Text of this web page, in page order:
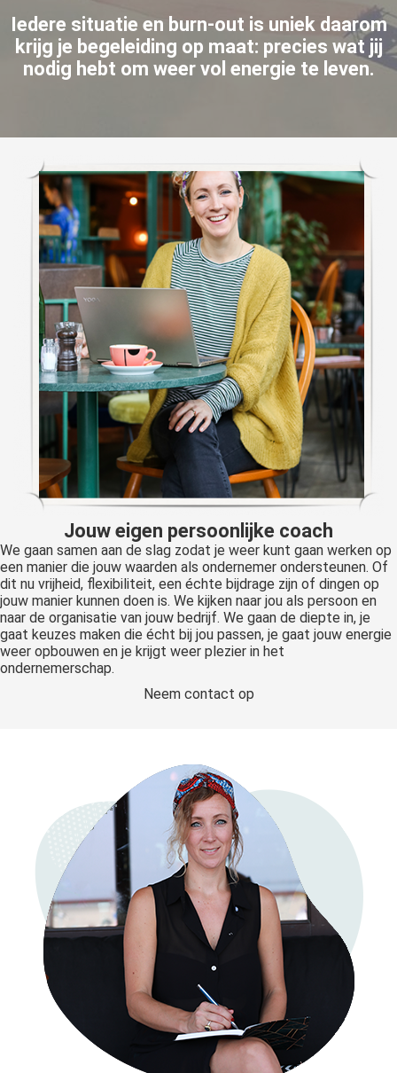
Iedere situatie en burn-out is uniek daarom
krijg je begeleiding op maat: precies wat jij
nodig hebt om weer vol energie te leven.
Jouw eigen persoonlijke coach
We gaan samen aan de slag zodat je weer kunt gaan werken op
een manier die jouw waarden als ondernemer ondersteunen. Of
dit nu vrijheid, flexibiliteit, een échte bijdrage zijn of dingen op
jouw manier kunnen doen is. We kijken naar jou als persoon en
naar de organisatie van jouw bedrijf. We gaan de diepte in, je
gaat keuzes maken die écht bij jou passen, je gaat jouw energie
weer opbouwen en je krijgt weer plezier in het
ondernemerschap.
Neem contact op